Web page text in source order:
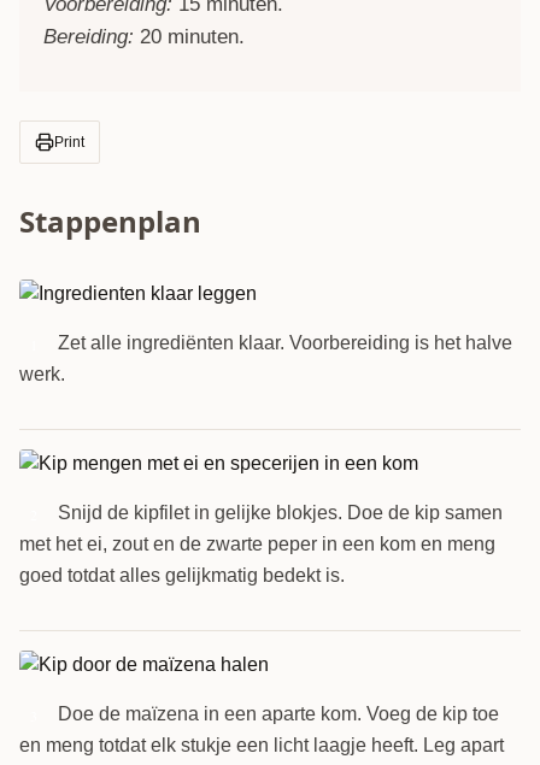
Bereiding: 20 minuten.
Print
Stappenplan
Zet alle ingrediënten klaar. Voorbereiding is het halve
werk.
Snijd de kipfilet in gelijke blokjes. Doe de kip samen
met het ei, zout en de zwarte peper in een kom en meng
goed totdat alles gelijkmatig bedekt is.
Doe de maïzena in een aparte kom. Voeg de kip toe
en meng totdat elk stukje een licht laagje heeft. Leg apart